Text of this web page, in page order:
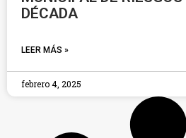
DÉCADA
LEER MÁS »
febrero 4, 2025